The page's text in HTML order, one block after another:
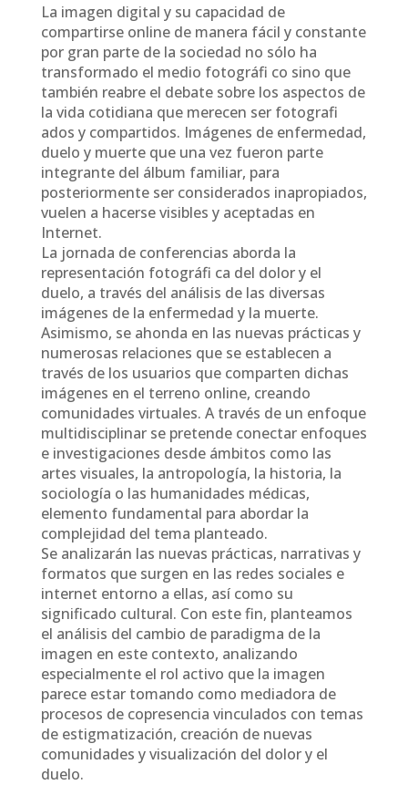
La imagen digital y su capacidad de
compartirse online de manera fácil y constante
por gran parte de la sociedad no sólo ha
transformado el medio fotográfi co sino que
también reabre el debate sobre los aspectos de
la vida cotidiana que merecen ser fotografi
ados y compartidos. Imágenes de enfermedad,
duelo y muerte que una vez fueron parte
integrante del álbum familiar, para
posteriormente ser considerados inapropiados,
vuelen a hacerse visibles y aceptadas en
Internet.
La jornada de conferencias aborda la
representación fotográfi ca del dolor y el
duelo, a través del análisis de las diversas
imágenes de la enfermedad y la muerte.
Asimismo, se ahonda en las nuevas prácticas y
numerosas relaciones que se establecen a
través de los usuarios que comparten dichas
imágenes en el terreno online, creando
comunidades virtuales. A través de un enfoque
multidisciplinar se pretende conectar enfoques
e investigaciones desde ámbitos como las
artes visuales, la antropología, la historia, la
sociología o las humanidades médicas,
elemento fundamental para abordar la
complejidad del tema planteado.
Se analizarán las nuevas prácticas, narrativas y
formatos que surgen en las redes sociales e
internet entorno a ellas, así como su
significado cultural. Con este fin, planteamos
el análisis del cambio de paradigma de la
imagen en este contexto, analizando
especialmente el rol activo que la imagen
parece estar tomando como mediadora de
procesos de copresencia vinculados con temas
de estigmatización, creación de nuevas
comunidades y visualización del dolor y el
duelo.